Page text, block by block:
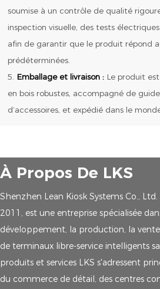
soumise à un contrôle de qualité
inspection visuelle, des tests
afin de garantir que le produit répond
prédéterminées.
5. Emballage et livraison : Le produit
en bois robustes, accompagné de
d’accessoires, et expédié dans le
À Propos De LKS
Shenzhen Lean Kiosk Systems Co.,
2011, est une entreprise spécialisée
développement, la production, la
de terminaux libre-service intelligents
produits et services LKS s'adressent
du commerce de détail, des centres